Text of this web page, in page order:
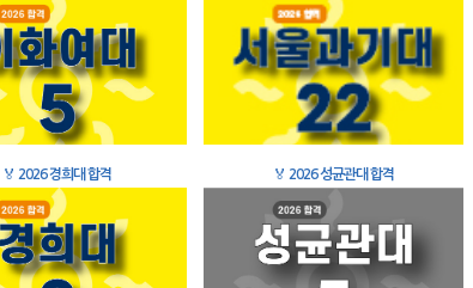
🏅 2026 경희대 합격 🏅 2026 성균관대 합격